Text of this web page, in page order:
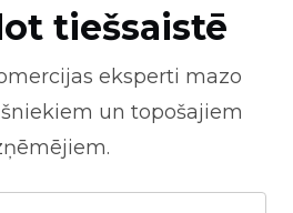
tiešsaistē
eksperti mazo
un topošajiem